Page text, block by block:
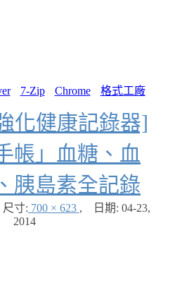
7-Zip Chrome 格式工廠
化健康記錄器]
帳」血糖、血
胰島素全記錄
尺寸: 700 × 623 , 日期: 04-23,
2014